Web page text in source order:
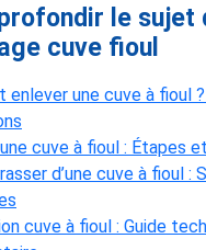
le sujet
cuve fioul
enlever une cuve à fioul
cuve à fioul : Étapes
d’une cuve à fioul :
cuve à fioul : Guide